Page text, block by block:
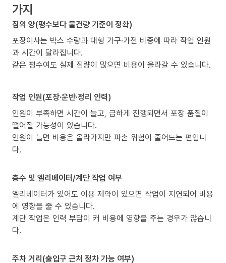
가지
짐의 양(평수보다 물건량 기준이 정확)
포장이사는 박스 수량과 대형 가구·가전 비중에 따라 작업 인원
과 시간이 달라집니다.
같은 평수여도 실제 짐량이 많으면 비용이 올라갈 수 있습니다.
작업 인원(포장·운반·정리 인력)
인원이 부족하면 시간이 늘고, 급하게 진행되면서 포장 품질이
떨어질 가능성이 있습니다.
인원이 늘면 비용은 올라가지만 파손 위험이 줄어드는 편입니
다.
층수 및 엘리베이터/계단 작업 여부
엘리베이터가 있어도 이용 제약이 있으면 작업이 지연되어 비용
에 영향을 줄 수 있습니다.
계단 작업은 인력 부담이 커 비용에 영향을 주는 경우가 많습니
다.
주차 거리(출입구 근처 정차 가능 여부)